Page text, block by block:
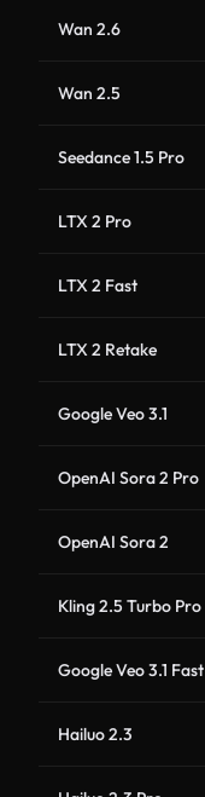
Wan 2.6
Wan 2.5
Seedance 1.5 Pro
LTX 2 Pro
LTX 2 Fast
LTX 2 Retake
Google Veo 3.1
OpenAI Sora 2 Pro
OpenAI Sora 2
Kling 2.5 Turbo Pro
Google Veo 3.1 Fast
Hailuo 2.3